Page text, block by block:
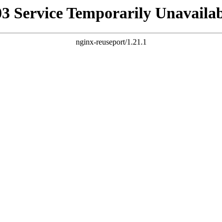
Service Temporarily
nginx-reuseport/1.21.1